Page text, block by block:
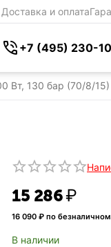
Доставка и оплата
+7 (495) 230-
Вт, 130 бар (70/8/15)
15 286₽
16 090 ₽ по
В наличии